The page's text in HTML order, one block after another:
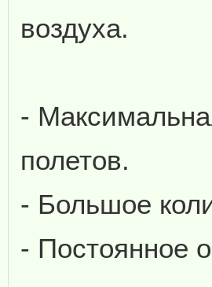
воздуха.
-
полетов.
- Большое
- Постоянное